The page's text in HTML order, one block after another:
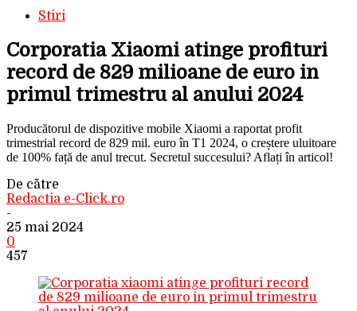
Stiri
Corporatia Xiaomi atinge profituri
record de 829 milioane de euro in
primul trimestru al anului 2024
Producătorul de dispozitive mobile Xiaomi a raportat profit
trimestrial record de 829 mil. euro în T1 2024, o creștere uluitoare
de 100% față de anul trecut. Secretul succesului? Aflați în articol!
De către
Redactia e-Click.ro
-
25 mai 2024
0
457